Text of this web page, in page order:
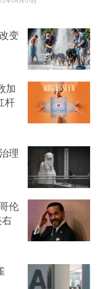
变
加
杆
理
伦